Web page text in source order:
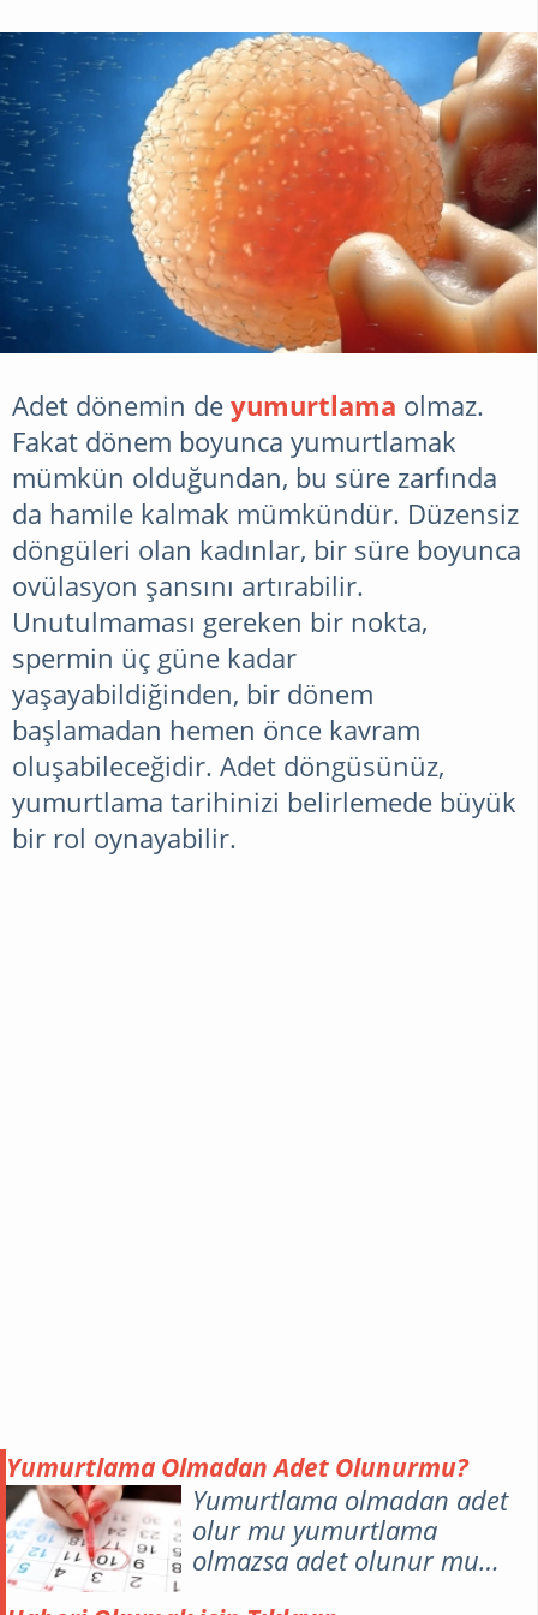
Adet dönemin deyumurtlama olmaz.
Fakat dönem boyunca yumurtlamak
mümkün olduğundan, bu süre zarfında
da hamile kalmak mümkündür. Düzensiz
döngüleri olan kadınlar, bir süre boyunca
ovülasyon şansını artırabilir.
Unutulmaması gereken bir nokta,
spermin üç güne kadar
yaşayabildiğinden, bir dönem
başlamadan hemen önce kavram
oluşabileceğidir. Adet döngüsünüz,
yumurtlama tarihinizi belirlemede büyük
bir rol oynayabilir.
Yumurtlama Olmadan Adet Olunurmu?
Yumurtlama olmadan adet
olur mu yumurtlama
olmazsa adet olunur mu